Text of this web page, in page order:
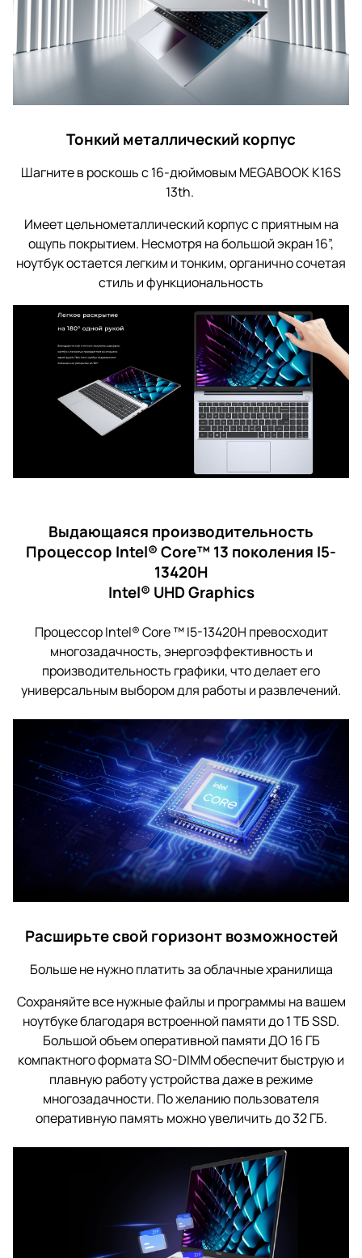
Тонкий металлический корпус
Шагните в роскошь с 16-дюймовым MEGABOOK K16S
13th.
Имеет цельнометаллический корпус с приятным на
ощупь покрытием. Несмотря на большой экран 16”,
ноутбук остается легким и тонким, органично сочетая
стиль и функциональность
Выдающаяся производительность
Процессор Intel® Core™ 13 поколения I5-
13420H
Intel® UHD Graphics
Процессор Intel® Core ™ I5-13420H превосходит
многозадачность, энергоэффективность и
производительность графики, что делает его
универсальным выбором для работы и развлечений.
Расширьте свой горизонт возможностей
Больше не нужно платить за облачные хранилища
Сохраняйте все нужные файлы и программы на вашем
ноутбуке благодаря встроенной памяти до 1 ТБ SSD.
Большой объем оперативной памяти ДО 16 ГБ
компактного формата SO-DIMM обеспечит быструю и
плавную работу устройства даже в режиме
многозадачности. По желанию пользователя
оперативную память можно увеличить до 32 ГБ.